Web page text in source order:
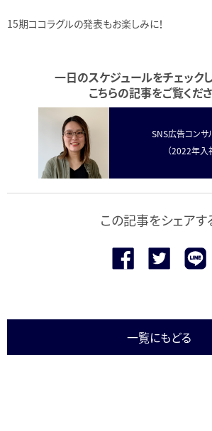
15期ココラグルの発表もお楽しみに！
一日のスケジュールをチェック
こちらの記事をご覧くださ
SNS広告コンサ
（2022年入
この記事をシェアす
一覧にもどる